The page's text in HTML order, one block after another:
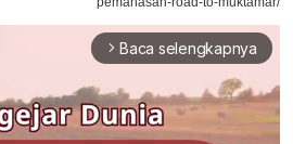
arrow_forward_ios Baca selengkapnya